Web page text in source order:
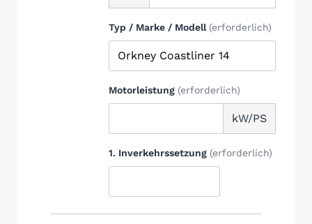
Typ / Marke / Modell (erforderlich)
Motorleistung (erforderlich)
kW/PS
1. Inverkehrssetzung (erforderlich)